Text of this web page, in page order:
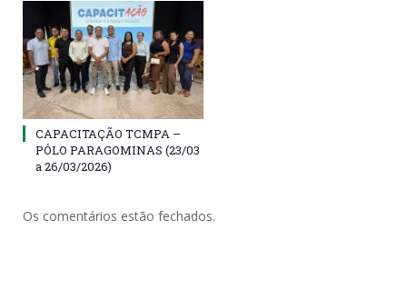
CAPACITAÇÃO TCMPA –
PÓLO PARAGOMINAS (23/03
a 26/03/2026)
Os comentários estão fechados.